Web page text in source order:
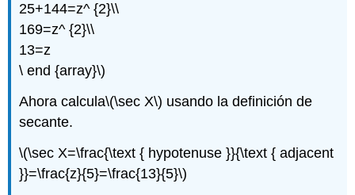
25+144=z^ {2}\\
169=z^ {2}\\
13=z
\ end {array}\)
Ahora calcula\(\sec X\) usando la definición de
secante.
\(\sec X=\frac{\text { hypotenuse }}{\text { adjacent
}}=\frac{z}{5}=\frac{13}{5}\)